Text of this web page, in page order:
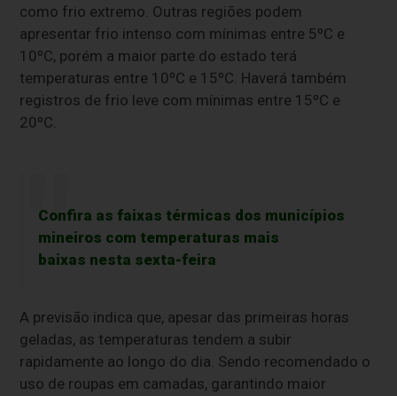
como frio extremo. Outras regiões podem
apresentar frio intenso com mínimas entre 5ºC e
10ºC, porém a maior parte do estado terá
temperaturas entre 10ºC e 15ºC. Haverá também
registros de frio leve com mínimas entre 15ºC e
20ºC.
Confira as faixas térmicas dos municípios
mineiros com temperaturas mais
baixas nesta sexta-feira
A previsão indica que, apesar das primeiras horas
geladas, as temperaturas tendem a subir
rapidamente ao longo do dia. Sendo recomendado o
uso de roupas em camadas, garantindo maior